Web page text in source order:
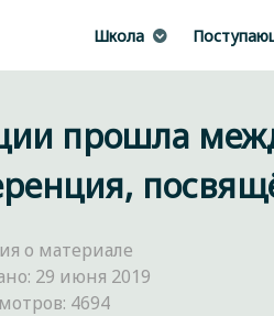
Школа
прошла
о материале
29 июня 2019
4694